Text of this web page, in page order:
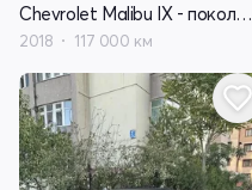
Chevrolet Malibu IX - поколение рестайлинг
2018 117 000 км